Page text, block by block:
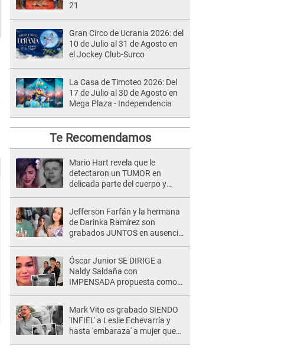
21
Gran Circo de Ucrania 2026: del
10 de Julio al 31 de Agosto en
el Jockey Club-Surco
La Casa de Timoteo 2026: Del
17 de Julio al 30 de Agosto en
Mega Plaza - Independencia
Te Recomendamos
Mario Hart revela que le
detectaron un TUMOR en
delicada parte del cuerpo y
Jefferson Farfán y la hermana
de Darinka Ramírez son
grabados JUNTOS en ausencia
va acompañada..."
Óscar Junior SE DIRIGE a
Naldy Saldaña con
IMPENSADA propuesta como
Mark Vito es grabado SIENDO
'INFIEL' a Leslie Echevarría y
hasta 'embaraza' a mujer que